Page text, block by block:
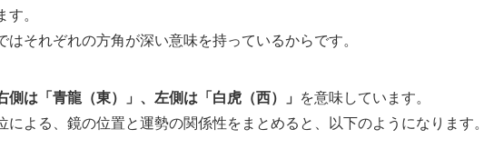
す。
はそれぞれの方角が深い意味を持っているからです。
側は「青龍（東）」、左側は「白虎（西）」
を意味しています。
による、鏡の位置と運勢の関係性をまとめると、以下のようになります。